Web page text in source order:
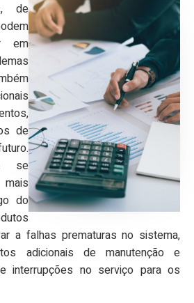
de
em
de
se
do
a falhas prematuras no sistema,
adicionais de manutenção e
interrupções no serviço para os